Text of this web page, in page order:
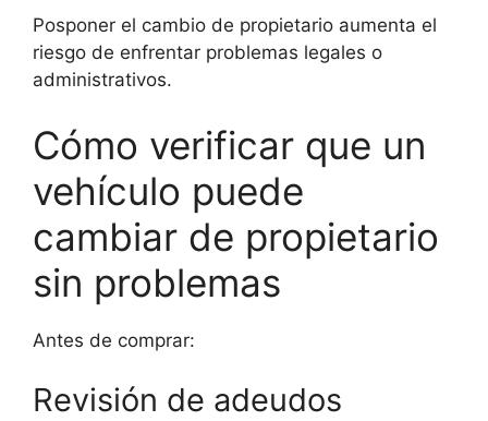
Posponer el cambio de propietario aumenta el
riesgo de enfrentar problemas legales o
administrativos.
Cómo verificar que un
vehículo puede
cambiar de propietario
sin problemas
Antes de comprar:
Revisión de adeudos